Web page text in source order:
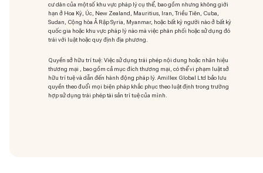
cư dân của một số khu vực pháp lý cụ thể, bao gồm nhưng không giới
hạn ở Hoa Kỳ, Úc, New Zealand, Mauritius, Iran, Triều Tiên, Cuba,
Sudan, Cộng hòa Ả Rập Syria, Myanmar, hoặc bất kỳ người nào ở bất kỳ
quốc gia hoặc khu vực pháp lý nào mà việc phân phối hoặc sử dụng đó
trái với luật hoặc quy định địa phương.
Quyền sở hữu trí tuệ: Việc sử dụng trái phép nội dung hoặc nhãn hiệu
thương mại , bao gồm cả mục đích thương mại, có thể vi phạm luật sở
hữu trí tuệ và dẫn đến hành động pháp lý. Amillex Global Ltd bảo lưu
quyền theo đuổi mọi biện pháp khắc phục theo luật định trong trường
hợp sử dụng trái phép tài sản trí tuệ của mình.